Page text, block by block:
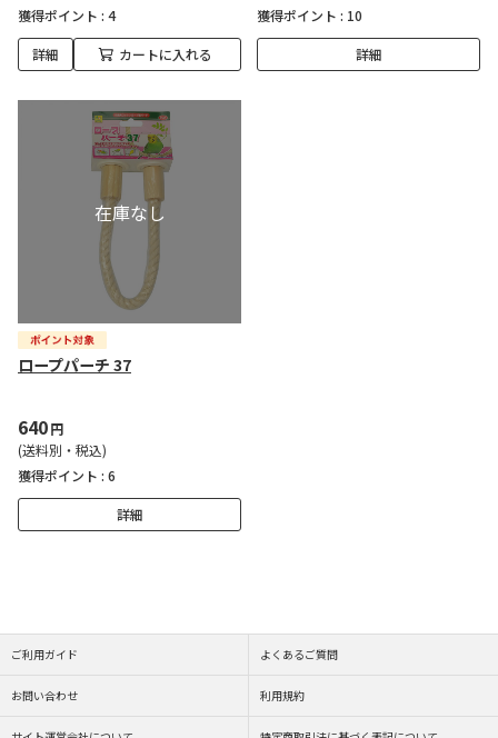
獲得ポイント : 4
詳細 カートに入れる
獲得ポイント : 10
詳細
ロープパーチ 37
640円
(送料別・税込)
獲得ポイント : 6
詳細
ご利用ガイド よくあるご質問
お問い合わせ 利用規約